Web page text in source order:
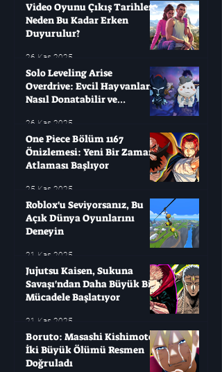
Video Oyunu Çıkış Tarihleri ​​
Neden Bu Kadar Erken
Duyurulur?
26 Kas 2025
Solo Leveling Arise
Overdrive: Evcil Hayvanları
Nasıl Donatabilir ve
26 Kas 2025
One Piece Bölüm 1167
Önizlemesi: Yeni Bir Zaman
Atlaması Başlıyor
25 Kas 2025
Roblox'u Seviyorsanız, Bu
Açık Dünya Oyunlarını
Deneyin
21 Kas 2025
Jujutsu Kaisen, Sukuna
Savaşı'ndan Daha Büyük Bir
Mücadele Başlatıyor
21 Kas 2025
Boruto: Masashi Kishimoto
İki Büyük Ölümü Resmen
Doğruladı